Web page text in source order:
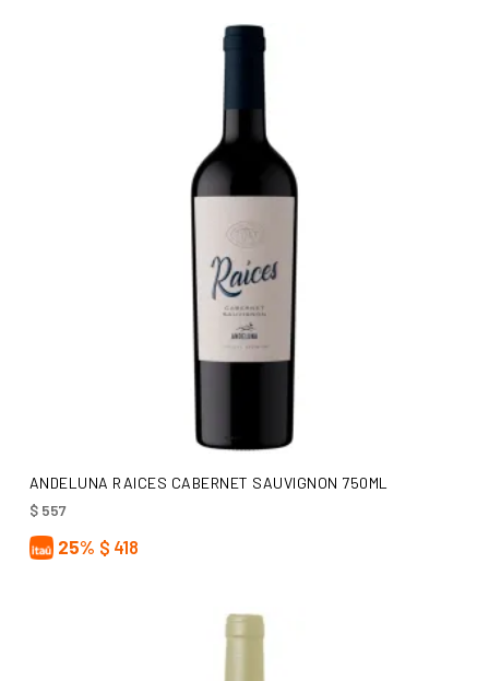
AÑADIR AL CARRITO
ANDELUNA RAICES CABERNET SAUVIGNON 750ML
$557
25% $ 418